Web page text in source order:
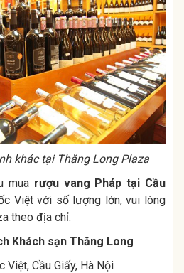
khác tại Thăng Long Plaza
mua rượu vang Pháp tại Cầu
Việt với số lượng lớn, vui lòng
theo địa chỉ:
Khách sạn Thăng Long
Việt, Cầu Giấy, Hà Nội